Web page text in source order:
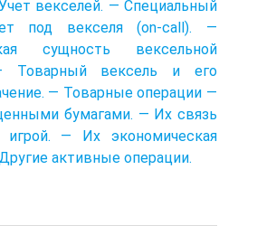
векселей. — Специальный
под векселя (on-call). —
сущность вексельной
Товарный вексель и его
— Товарные операции —
бумагами. — Их связь
— Их экономическая
активные операции.